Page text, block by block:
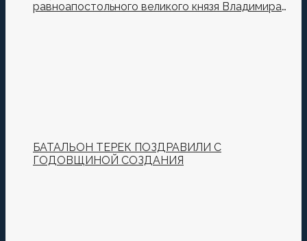
равноапостольного великого князя Владимира
БАТАЛЬОН ТЕРЕК ПОЗДРАВИЛИ С
ГОДОВЩИНОЙ СОЗДАНИЯ